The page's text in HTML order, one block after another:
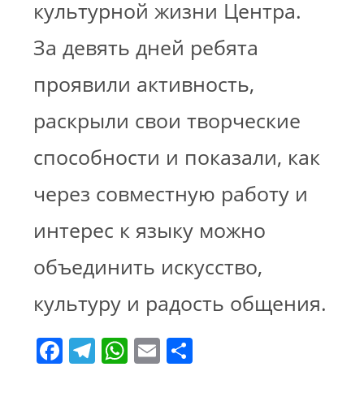
культурной жизни Центра.
За девять дней ребята
проявили активность,
раскрыли свои творческие
способности и показали, как
через совместную работу и
интерес к языку можно
объединить искусство,
культуру и радость общения.
F T W E